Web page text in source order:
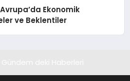
Ekonomik
ve Beklentiler